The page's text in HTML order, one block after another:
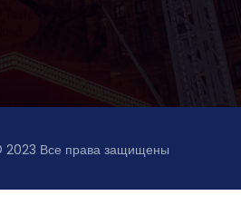
Все права защищены